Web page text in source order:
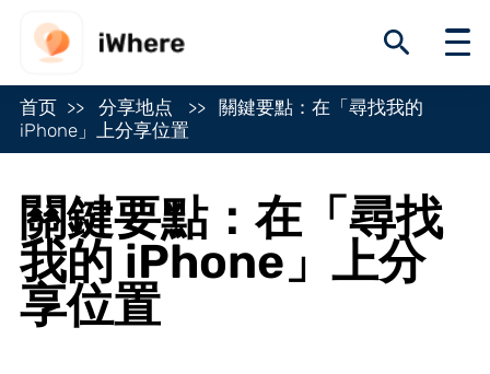
首页 分享地点
關鍵要點：在「尋找我的
iPhone」上分享位置
關鍵要點：在「尋找
我的 iPhone」上分
享位置